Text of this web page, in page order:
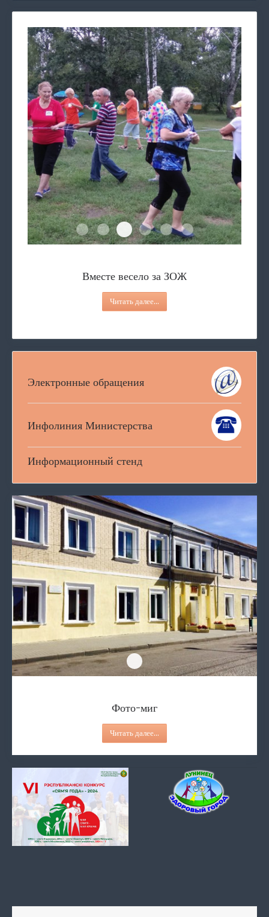
"Эко-мир"Всё имеет смысл
Вместе весело за ЗОЖ
Площадка«3D-Мастер»
В фокусе палитры
Вместе весело за ЗОЖ
Читать далее...
Электронные обращения
Инфолиния Министерства
Информационный стенд
Фото-миг
Фото-миг
Читать далее...